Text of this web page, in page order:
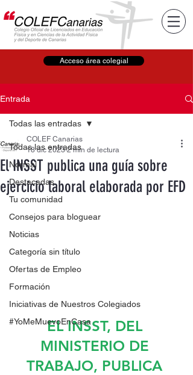
Acceso área colegial
Entrada
Todas las entradas
Normal
Destacadas
Tu comunidad
Consejos para bloguear
Noticias
Categoría sin título
Ofertas de Empleo
Formación
Iniciativas de Nuestros Colegiados
#YoMeMuevoEnCasa
Todas las entradas
El INSST publica una guía sobre
ejercicio laboral elaborada por EFD
COLEF Canarias
18 dic 2023 2 min de lectura
EL INSST, DEL
MINISTERIO DE
TRABAJO, PUBLICA